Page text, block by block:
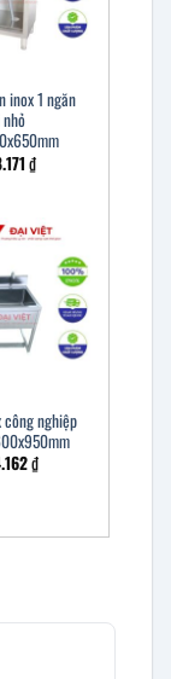
inox 1 ngăn
₫
nghiệp
₫